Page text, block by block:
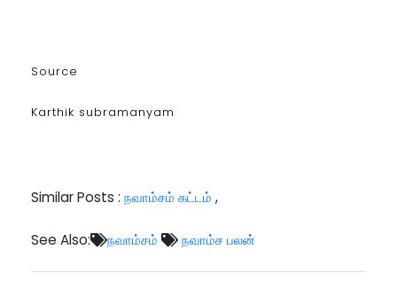
Source
Karthik subramanyam
Similar Posts : நவாம்சம் கட்டம் ,
See Also: நவாம்சம் நவாம்ச பலன்